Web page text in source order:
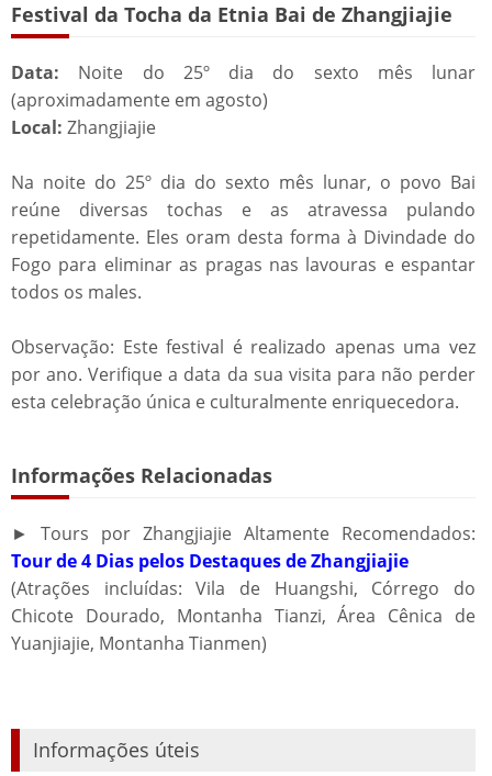
Festival da Tocha da Etnia Bai de Zhangjiajie
Data: Noite do 25º dia do sexto mês lunar
(aproximadamente em agosto)
Local: Zhangjiajie
Na noite do 25º dia do sexto mês lunar, o povo Bai
reúne diversas tochas e as atravessa pulando
repetidamente. Eles oram desta forma à Divindade do
Fogo para eliminar as pragas nas lavouras e espantar
todos os males.
Observação: Este festival é realizado apenas uma vez
por ano. Verifique a data da sua visita para não perder
esta celebração única e culturalmente enriquecedora.
Informações Relacionadas
► Tours por Zhangjiajie Altamente Recomendados:
Tour de 4 Dias pelos Destaques de Zhangjiajie
(Atrações incluídas: Vila de Huangshi, Córrego do
Chicote Dourado, Montanha Tianzi, Área Cênica de
Yuanjiajie, Montanha Tianmen)
Informações úteis